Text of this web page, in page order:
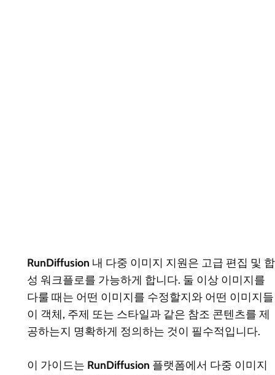
RunDiffusion 내 다중 이미지 지원은 고급 편집 및 합
성 워크플로를 가능하게 합니다. 둘 이상 이미지를
다룰 때는 어떤 이미지를 수정할지와 어떤 이미지들
이 객체, 주제 또는 스타일과 같은 참조 콘텐츠를 제
공하는지 명확하게 정의하는 것이 필수적입니다.
이 가이드는 RunDiffusion 플랫폼에서 다중 이미지